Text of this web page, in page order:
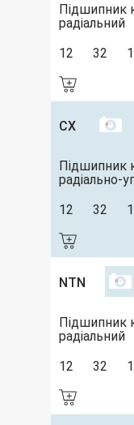
Підшипник
радіальний
12
32
CX
Підшипник
радіально-
12
32
NTN
Підшипник
радіальний
12
32